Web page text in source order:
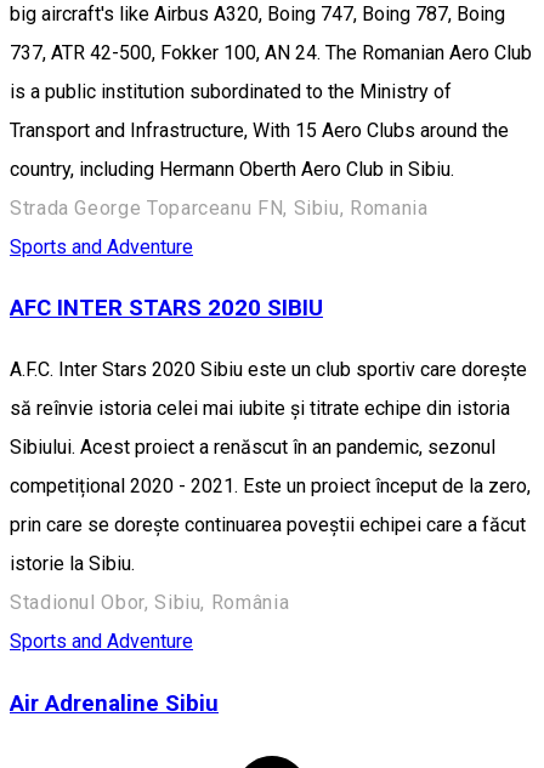
big aircraft's like Airbus A320, Boing 747, Boing 787, Boing
737, ATR 42-500, Fokker 100, AN 24. The Romanian Aero Club
is a public institution subordinated to the Ministry of
Transport and Infrastructure, With 15 Aero Clubs around the
country, including Hermann Oberth Aero Club in Sibiu.
Strada George Toparceanu FN, Sibiu, Romania
Sports and Adventure
AFC INTER STARS 2020 SIBIU
A.F.C. Inter Stars 2020 Sibiu este un club sportiv care dorește
să reînvie istoria celei mai iubite și titrate echipe din istoria
Sibiului. Acest proiect a renăscut în an pandemic, sezonul
competițional 2020 - 2021. Este un proiect început de la zero,
prin care se dorește continuarea poveștii echipei care a făcut
istorie la Sibiu.
Stadionul Obor, Sibiu, România
Sports and Adventure
Air Adrenaline Sibiu